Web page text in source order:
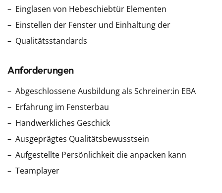
Einglasen von Hebeschiebtür Elementen
Einstellen der Fenster und Einhaltung der
Qualitätsstandards
Anforderungen
Abgeschlossene Ausbildung als Schreiner:in EBA
Erfahrung im Fensterbau
Handwerkliches Geschick
Ausgeprägtes Qualitätsbewusstsein
Aufgestellte Persönlichkeit die anpacken kann
Teamplayer